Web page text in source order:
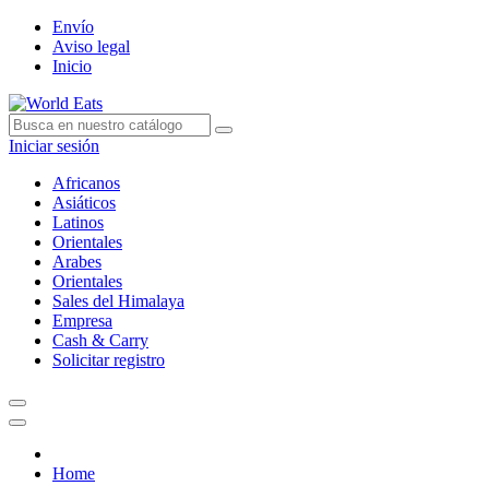
Envío
Aviso legal
Inicio
Iniciar sesión
Africanos
Asiáticos
Latinos
Orientales
Arabes
Orientales
Sales del Himalaya
Empresa
Cash & Carry
Solicitar registro
Home